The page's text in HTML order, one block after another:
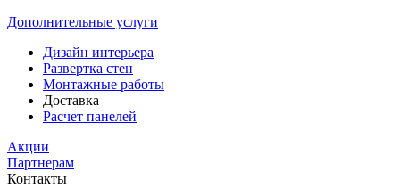
Дополнительные услуги
Дизайн интерьера
Развертка стен
Монтажные работы
Доставка
Расчет панелей
Акции
Партнерам
Контакты